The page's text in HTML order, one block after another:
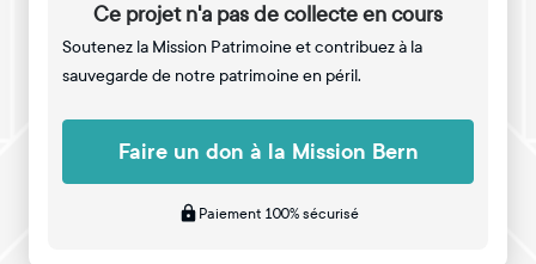
Ce projet n'a pas de collecte en cours
Soutenez la Mission Patrimoine et contribuez à la
sauvegarde de notre patrimoine en péril.
Faire un don à la Mission Bern
Paiement 100% sécurisé